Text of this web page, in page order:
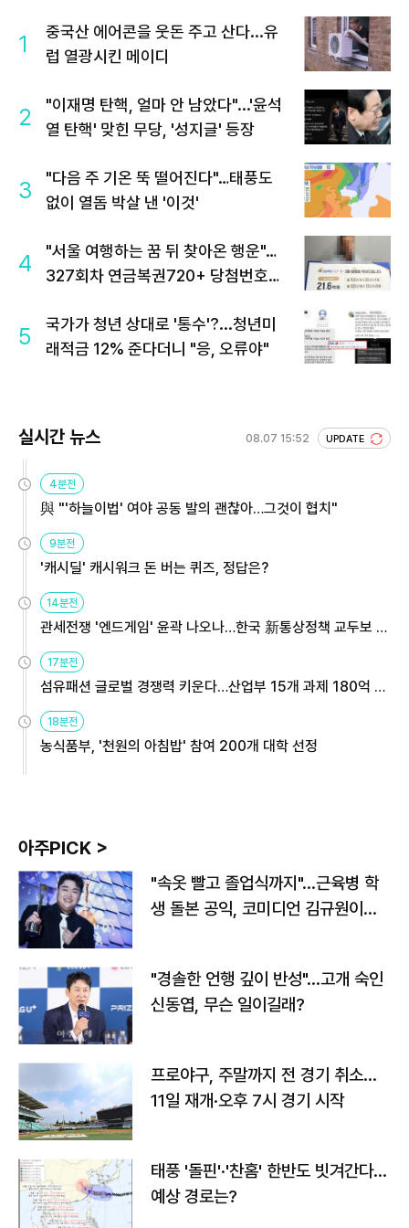
1
중국산 에어콘을 웃돈 주고 산다...유
럽 열광시킨 메이디
2
"이재명 탄핵, 얼마 안 남았다"...'윤석
열 탄핵' 맞힌 무당, '성지글' 등장
3
"다음 주 기온 뚝 떨어진다"…태풍도
없이 열돔 박살 낸 '이것'
4
"서울 여행하는 꿈 뒤 찾아온 행운"…
327회차 연금복권720+ 당첨번호조
5
국가가 청년 상대로 '통수'?...청년미
래적금 12% 준다더니 "응, 오류야"
실시간 뉴스 08.07 15:52 UPDATE
4분전
與 "'하늘이법' 여야 공동 발의 괜찮아…그것이 협치"
9분전
'캐시딜' 캐시워크 돈 버는 퀴즈, 정답은?
14분전
관세전쟁 '엔드게임' 윤곽 나오나…한국 新통상정책 교두보 활
용해야
17분전
섬유패션 글로벌 경쟁력 키운다…산업부 15개 과제 180억 지
원
18분전
농식품부, '천원의 아침밥' 참여 200개 대학 선정
아주PICK >
"속옷 빨고 졸업식까지"…근육병 학
생 돌본 공익, 코미디언 김규원이었
"경솔한 언행 깊이 반성"…고개 숙인
신동엽, 무슨 일이길래?
프로야구, 주말까지 전 경기 취소…
11일 재개·오후 7시 경기 시작
태풍 '돌핀'·'찬홈' 한반도 빗겨간다…
예상 경로는?